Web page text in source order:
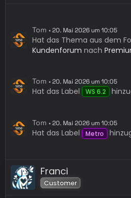
Tom 20. Mai 2026 um 10:05
Hat das Thema aus dem
Kundenforum nach
Tom 20. Mai 2026 um 10:05
Hat das Label WS 6.2
Tom 20. Mai 2026 um 10:05
Hat das Label Metro
Franci
Customer